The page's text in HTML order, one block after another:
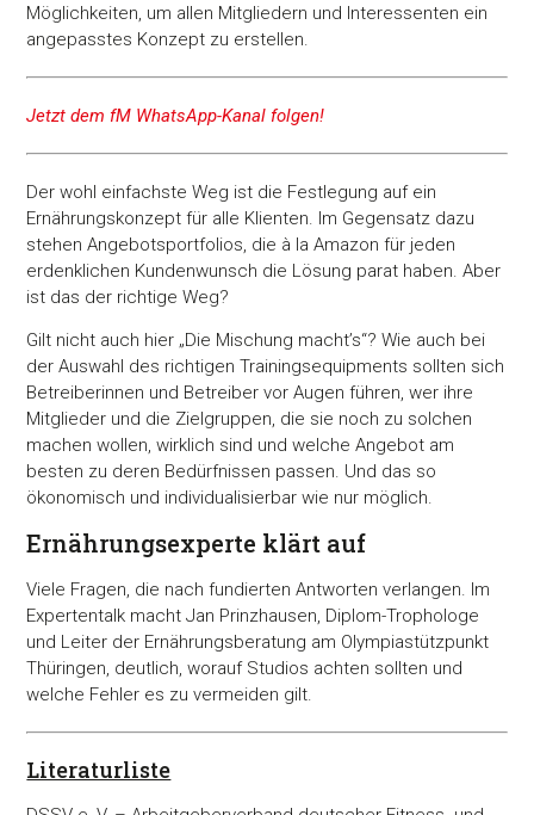
Möglichkeiten, um allen Mitgliedern und Interessenten ein
angepasstes Konzept zu erstellen.
Jetzt dem fM WhatsApp-Kanal folgen!
Der wohl einfachste Weg ist die Festlegung auf ein
Ernährungskonzept für alle Klienten. Im Gegensatz dazu
stehen Angebotsportfolios, die à la Amazon für jeden
erdenklichen Kundenwunsch die Lösung parat haben. Aber
ist das der richtige Weg?
Gilt nicht auch hier „Die Mischung macht’s“? Wie auch bei
der Auswahl des richtigen Trainingsequipments sollten sich
Betreiberinnen und Betreiber vor Augen führen, wer ihre
Mitglieder und die Zielgruppen, die sie noch zu solchen
machen wollen, wirklich sind und welche Angebot am
besten zu deren Bedürfnissen passen. Und das so
ökonomisch und individualisierbar wie nur möglich.
Ernährungsexperte klärt auf
Viele Fragen, die nach fundierten Antworten verlangen. Im
Expertentalk macht Jan Prinzhausen, Diplom-Trophologe
und Leiter der Ernährungsberatung am Olympiastützpunkt
Thüringen, deutlich, worauf Studios achten sollten und
welche Fehler es zu vermeiden gilt.
Literaturliste